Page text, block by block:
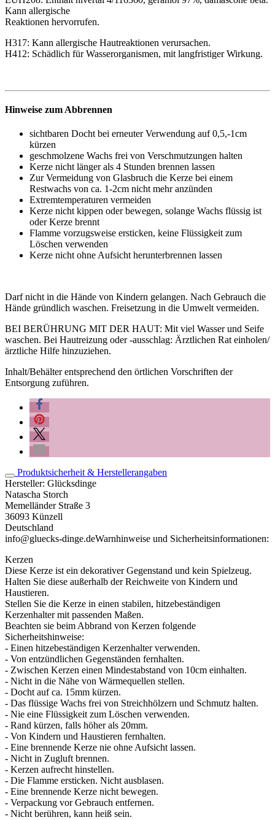
Kann allergische
Reaktionen hervorrufen.
H317: Kann allergische Hautreaktionen verursachen.
H412: Schädlich für Wasserorganismen, mit langfristiger Wirkung.
Hinweise zum Abbrennen
sichtbaren Docht bei erneuter Verwendung auf 0,5,-1cm
kürzen
geschmolzene Wachs frei von Verschmutzungen halten
Kerze nicht länger als 4 Stunden brennen lassen
Zur Vermeidung von Glasbruch die Kerze bei einem
Restwachs von ca. 1-2cm nicht mehr anzünden
Extremtemperaturen vermeiden
Kerze nicht kippen oder bewegen, solange Wachs flüssig ist
oder Kerze brennt
Flamme vorzugsweise ersticken, keine Flüssigkeit zum
Löschen verwenden
Kerze nicht ohne Aufsicht herunterbrennen lassen
Darf nicht in die Hände von Kindern gelangen. Nach Gebrauch die
Hände gründlich waschen. Freisetzung in die Umwelt vermeiden.
BEI BERÜHRUNG MIT DER HAUT: Mit viel Wasser und Seife
waschen. Bei Hautreizung oder -ausschlag: Ärztlichen Rat einholen/
ärztliche Hilfe hinzuziehen.
Inhalt/Behälter entsprechend den örtlichen Vorschriften der
Entsorgung zuführen.
Produktsicherheit & Herstellerangaben
Hersteller: Glücksdinge
Natascha Storch
Memelländer Straße 3
36093 Künzell
Deutschland
info@gluecks-dinge.deWarnhinweise und Sicherheitsinformationen:
Kerzen
Diese Kerze ist ein dekorativer Gegenstand und kein Spielzeug.
Halten Sie diese außerhalb der Reichweite von Kindern und
Haustieren.
Stellen Sie die Kerze in einen stabilen, hitzebeständigen
Kerzenhalter mit passenden Maßen.
Beachten sie beim Abbrand von Kerzen folgende
Sicherheitshinweise:
- Einen hitzebeständigen Kerzenhalter verwenden.
- Von entzündlichen Gegenständen fernhalten.
- Zwischen Kerzen einen Mindestabstand von 10cm einhalten.
- Nicht in die Nähe von Wärmequellen stellen.
- Docht auf ca. 15mm kürzen.
- Das flüssige Wachs frei von Streichhölzern und Schmutz halten.
- Nie eine Flüssigkeit zum Löschen verwenden.
- Rand kürzen, falls höher als 20mm.
- Von Kindern und Haustieren fernhalten.
- Eine brennende Kerze nie ohne Aufsicht lassen.
- Nicht in Zugluft brennen.
- Kerzen aufrecht hinstellen.
- Die Flamme ersticken. Nicht ausblasen.
- Eine brennende Kerze nicht bewegen.
- Verpackung vor Gebrauch entfernen.
- Nicht berühren, kann heiß sein.